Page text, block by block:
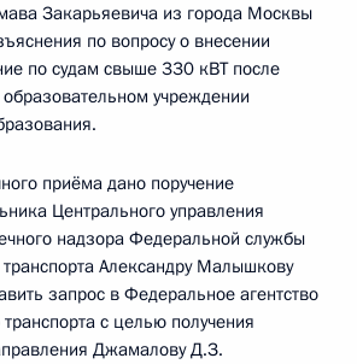
Закарьяевича из города Москвы
по вопросу о внесении
по судам свыше 330 кВТ после
учреждении
приёма дано поручение
Центрального управления
надзора Федеральной службы
Александру Малышкову
запрос в Федеральное агентство
с целью получения
Джамалову Д.З.